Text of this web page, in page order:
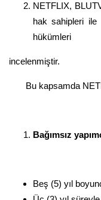
NETFLIX,
hak sahipleri ile
hükümleri
incelenmiştir.
Bu kapsamda
Bağımsız
Beş (5) yıl